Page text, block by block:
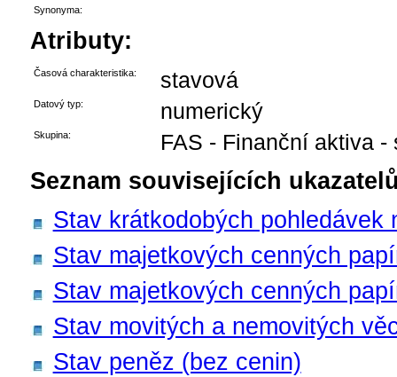
Synonyma:
Atributy:
Časová charakteristika: stavová
Datový typ: numerický
Skupina: FAS - Finanční aktiva -
Seznam souvisejících
Stav krátkodobých pohledávek
Stav majetkových cenných
Stav majetkových cenných
Stav movitých a nemovitých
Stav peněz (bez cenin)